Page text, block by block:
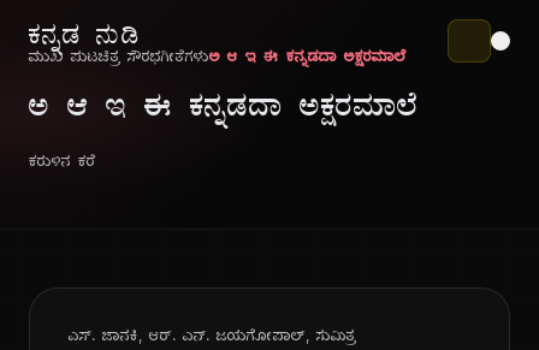
ಕನ್ನಡ ನುಡಿ
ಮುಖ ಪುಟಚಿತ್ರ ಸೌರಭಗೀತೆಗಳುಅ ಆ ಇ ಈ ಕನ್ನಡದಾ ಅಕ್ಷರಮಾಲೆ
ಅ ಆ ಇ ಈ ಕನ್ನಡದಾ ಅಕ್ಷರಮಾಲೆ
ಕರುಳಿನ ಕರೆ
ಎಸ್. ಜಾನಕಿ, ಆರ್. ಎನ್. ಜಯಗೋಪಾಲ್, ಸುಮಿತ್ರ